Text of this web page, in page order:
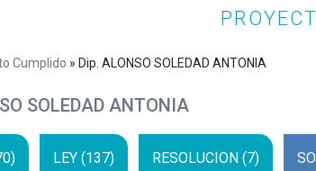
Cumplido » Dip. ALONSO SOLEDAD ANTONIA
SOLEDAD ANTONIA
LEY (137) RESOLUCION (7)